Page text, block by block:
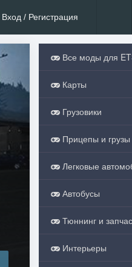
Вход / Регистрация
Все моды для
Карты
Грузовики
Прицепы и грузы
Легковые
Автобусы
Тюннинг и
Интерьеры